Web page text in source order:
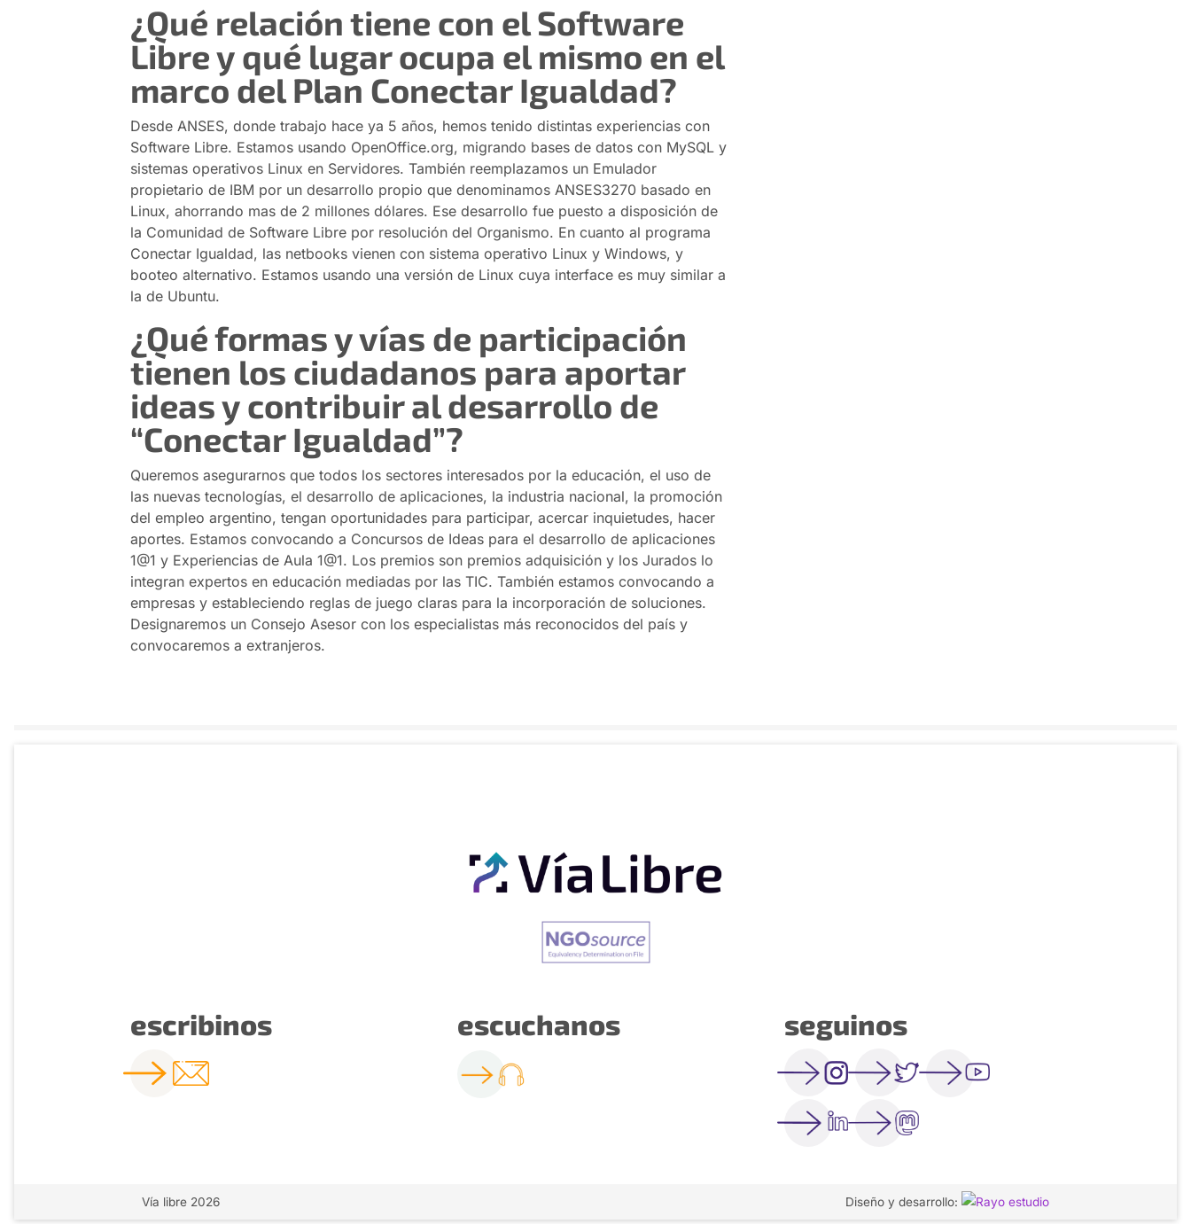
¿Qué relación tiene con el Software
Libre y qué lugar ocupa el mismo en el
marco del Plan Conectar Igualdad?
Desde ANSES, donde trabajo hace ya 5 años, hemos tenido distintas experiencias con
Software Libre. Estamos usando OpenOffice.org, migrando bases de datos con MySQL y
sistemas operativos Linux en Servidores. También reemplazamos un Emulador
propietario de IBM por un desarrollo propio que denominamos ANSES3270 basado en
Linux, ahorrando mas de 2 millones dólares. Ese desarrollo fue puesto a disposición de
la Comunidad de Software Libre por resolución del Organismo. En cuanto al programa
Conectar Igualdad, las netbooks vienen con sistema operativo Linux y Windows, y
booteo alternativo. Estamos usando una versión de Linux cuya interface es muy similar a
la de Ubuntu.
¿Qué formas y vías de participación
tienen los ciudadanos para aportar
ideas y contribuir al desarrollo de
“Conectar Igualdad”?
Queremos asegurarnos que todos los sectores interesados por la educación, el uso de
las nuevas tecnologías, el desarrollo de aplicaciones, la industria nacional, la promoción
del empleo argentino, tengan oportunidades para participar, acercar inquietudes, hacer
aportes. Estamos convocando a Concursos de Ideas para el desarrollo de aplicaciones
1@1 y Experiencias de Aula 1@1. Los premios son premios adquisición y los Jurados lo
integran expertos en educación mediadas por las TIC. También estamos convocando a
empresas y estableciendo reglas de juego claras para la incorporación de soluciones.
Designaremos un Consejo Asesor con los especialistas más reconocidos del país y
convocaremos a extranjeros.
escribinos escuchanos seguinos
Vía libre 2026 Diseño y desarrollo: